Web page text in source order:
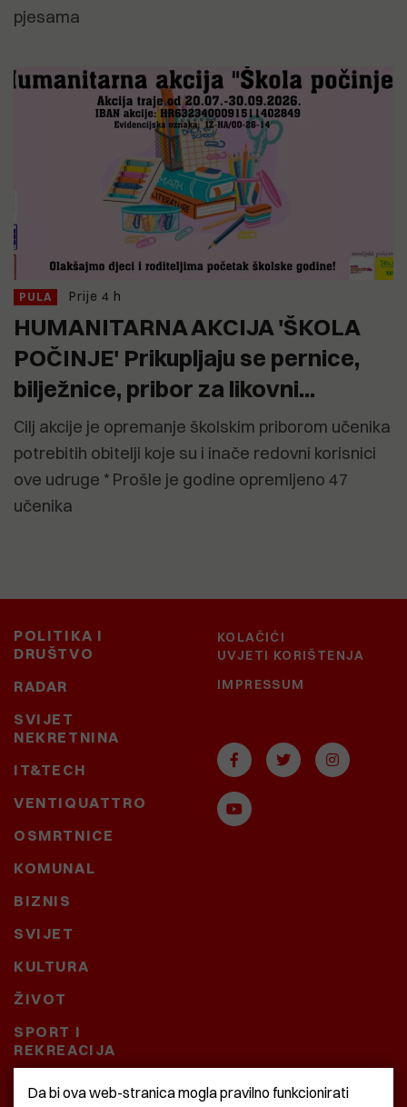
pjesama
PULA Prije 4 h
HUMANITARNA AKCIJA 'ŠKOLA
POČINJE' Prikupljaju se pernice,
bilježnice, pribor za likovni...
Cilj akcije je opremanje školskim priborom učenika
potrebitih obitelji koje su i inače redovni korisnici
ove udruge * Prošle je godine opremljeno 47
učenika
POLITIKA I
DRUŠTVO
RADAR
SVIJET
NEKRETNINA
IT&TECH
VENTIQUATTRO
OSMRTNICE
KOMUNAL
BIZNIS
SVIJET
KULTURA
ŽIVOT
SPORT I
REKREACIJA
CRNA KRONIKA
KOLAČIĆI
UVJETI KORIŠTENJA
IMPRESSUM
Da bi ova web-stranica mogla pravilno funkcionirati